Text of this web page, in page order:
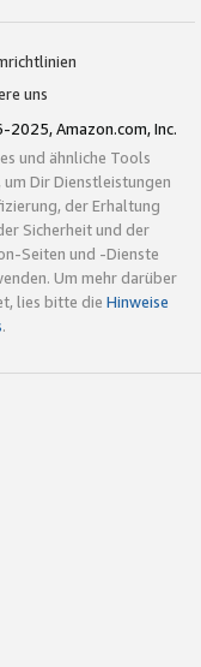
uns
Amazon.com, Inc.
und ähnliche Tools
um Dir Dienstleistungen
der Erhaltung
Sicherheit und der
Seiten und -Dienste
Um mehr darüber
lies bitte die Hinweise
.